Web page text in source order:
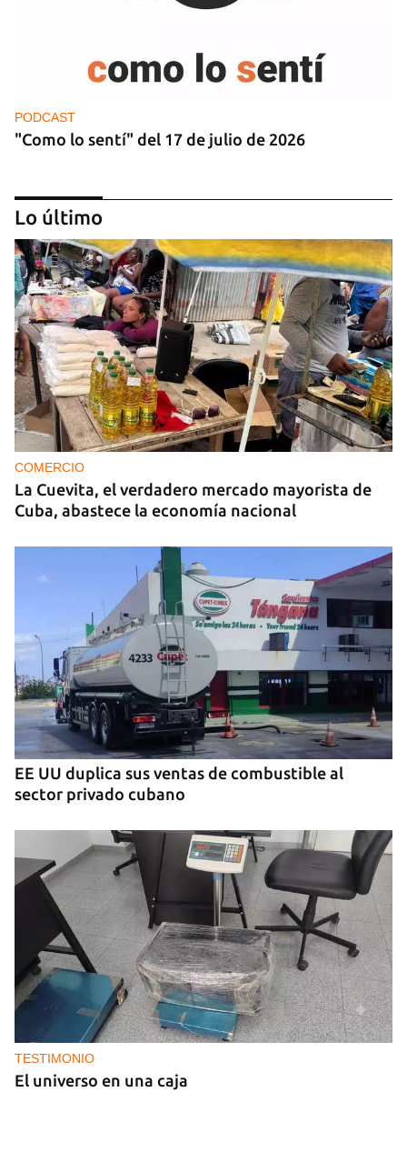
PODCAST
"Como lo sentí" del 17 de julio de 2026
PODCAST
"Como lo sentí" del 10 de julio de 2026
Lo último
COMERCIO
La Cuevita, el verdadero mercado mayorista de
Cuba, abastece la economía nacional
EE UU duplica sus ventas de combustible al
sector privado cubano
TESTIMONIO
El universo en una caja